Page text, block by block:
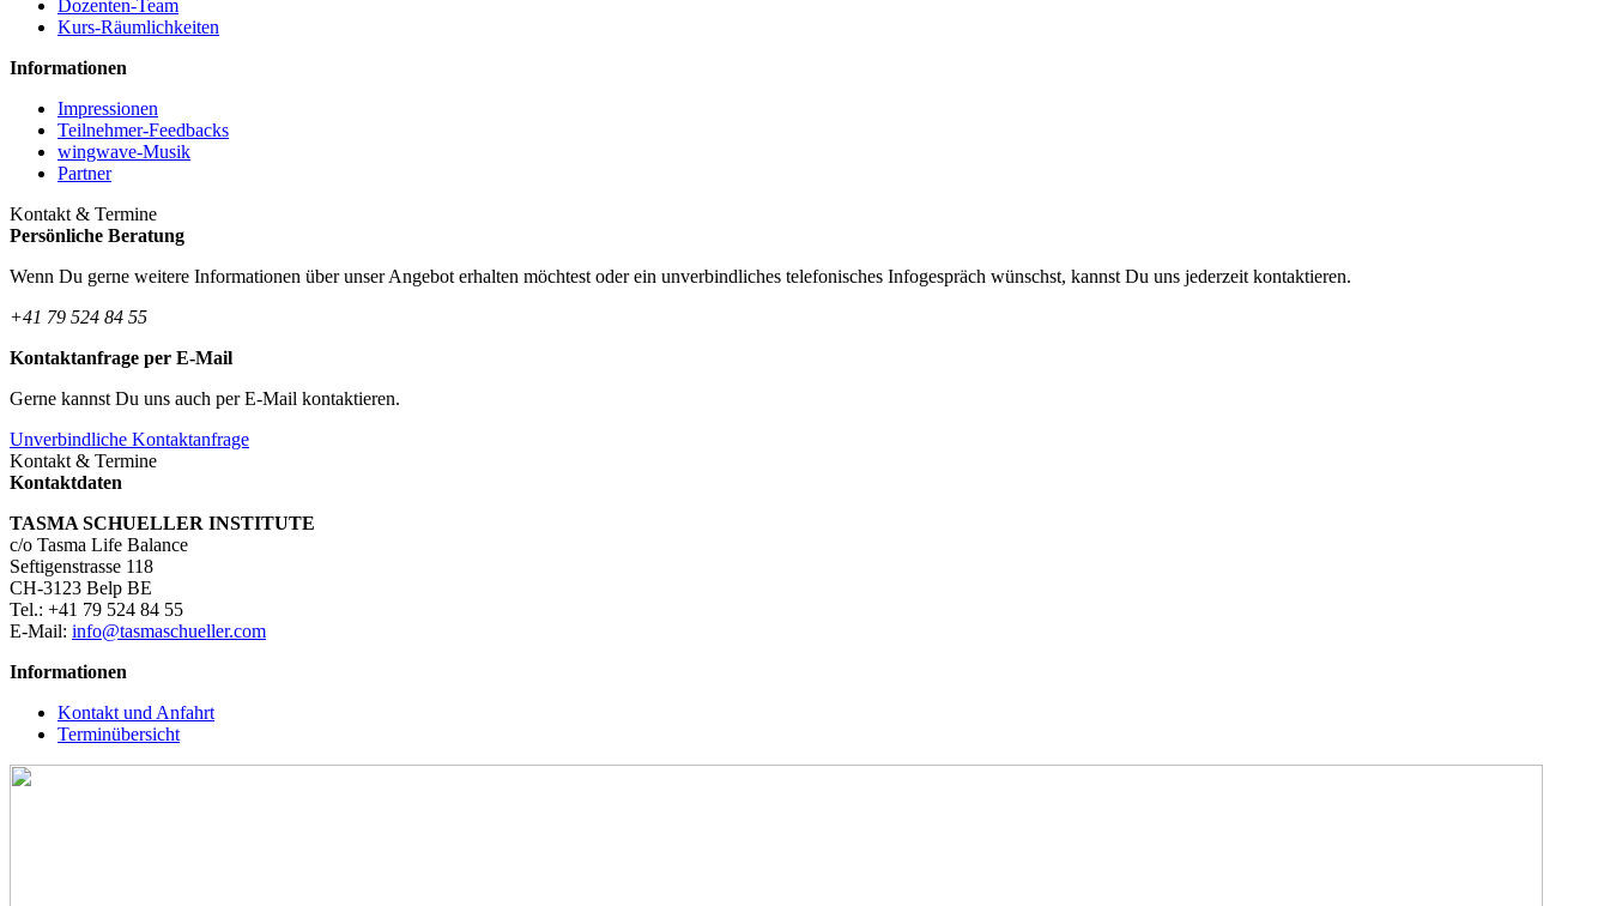
Dozenten-Team
Kurs-Räumlichkeiten
Informationen
Impressionen
Teilnehmer-Feedbacks
wingwave-Musik
Partner
Kontakt & Termine
Persönliche Beratung
Wenn Du gerne weitere Informationen über unser Angebot erhalten möchtest oder ein unverbindliches telefonisches Infogespräch wünschst, kannst Du uns jederzeit kontaktieren.
+41 79 524 84 55
Kontaktanfrage per E-Mail
Gerne kannst Du uns auch per E-Mail kontaktieren.
Unverbindliche Kontaktanfrage
Kontakt & Termine
Kontaktdaten
TASMA SCHUELLER INSTITUTE
c/o Tasma Life Balance
Seftigenstrasse 118
CH-3123 Belp BE
Tel.: +41 79 524 84 55
E-Mail: info@tasmaschueller.com
Informationen
Kontakt und Anfahrt
Terminübersicht